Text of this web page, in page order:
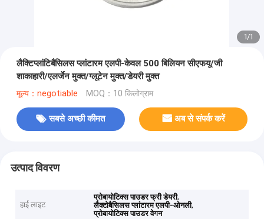
1/1
लैक्टिप्लांटिबैसिलस प्लांटारम एलपी-केवल 500 बिलियन सीएफयू/जी
शाकाहारी/एलर्जेन मुक्त/ग्लूटेन मुक्त/डेयरी मुक्त
मूल्य：negotiable MOQ：10 किलोग्राम
सबसे अच्छी कीमत अब से संपर्क करें
उत्पाद विवरण
हाई लाइट
प्रोबायोटिक्स पाउडर फ्री डेयरी,
लैक्टोबैसिलस प्लांटारम एलपी-ओनली,
प्रोबायोटिक्स पाउडर वेगन